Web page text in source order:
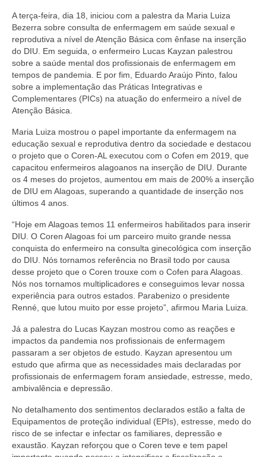
Responsabilidade Técnica
Legislações
Decisões
Portarias
Resoluções
Desagravo Público
Processos Éticos
Censura Pública
Para Você
Procedimento para registro
Clube de Vantagens
Valores dos serviços
Reserva de auditório
Notícias
Ouvidoria
Contatos
Fale Conosco
A terça-feira, dia 18, iniciou com a palestra da Maria Luiza
Bezerra sobre consulta de enfermagem em saúde sexual e
reprodutiva a nível de Atenção Básica com ênfase na inserção
do DIU. Em seguida, o enfermeiro Lucas Kayzan palestrou
sobre a saúde mental dos profissionais de enfermagem em
tempos de pandemia. E por fim, Eduardo Araújo Pinto, falou
sobre a implementação das Práticas Integrativas e
Complementares (PICs) na atuação do enfermeiro a nível de
Atenção Básica.
Maria Luiza mostrou o papel importante da enfermagem na
educação sexual e reprodutiva dentro da sociedade e destacou
o projeto que o Coren-AL executou com o Cofen em 2019, que
capacitou enfermeiros alagoanos na inserção de DIU. Durante
os 4 meses do projetos, aumentou em mais de 200% a inserção
de DIU em Alagoas, superando a quantidade de inserção nos
últimos 4 anos.
“Hoje em Alagoas temos 11 enfermeiros habilitados para inserir
DIU. O Coren Alagoas foi um parceiro muito grande nessa
conquista do enfermeiro na consulta ginecológica com inserção
do DIU. Nós tornamos referência no Brasil todo por causa
desse projeto que o Coren trouxe com o Cofen para Alagoas.
Nós nos tornamos multiplicadores e conseguimos levar nossa
experiência para outros estados. Parabenizo o presidente
Renné, que lutou muito por esse projeto”, afirmou Maria Luiza.
Já a palestra do Lucas Kayzan mostrou como as reações e
impactos da pandemia nos profissionais de enfermagem
passaram a ser objetos de estudo. Kayzan apresentou um
estudo que afirma que as necessidades mais declaradas por
profissionais de enfermagem foram ansiedade, estresse, medo,
ambivalência e depressão.
No detalhamento dos sentimentos declarados estão a falta de
Equipamentos de proteção individual (EPIs), estresse, medo do
risco de se infectar e infectar os familiares, depressão e
exaustão. Kayzan reforçou que o Coren teve e tem papel